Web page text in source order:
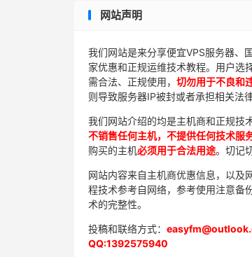
网站声明
我们网站是来分享便宜VPS服务器、
家优惠和正规运维技术教程。用户选
需合法、正规使用， 切勿用于不良和
则导致服务器IP被封或者承担相关法律
我们网站介绍的均是主机商和正规技
不销售任何主机，不提供任何技术服
购买的主机必须用于合法用途。切记
网站内容来自主机商优惠信息，以及
程技术参考自网络，参考使用注意备
术的完整性。
投稿和联络方式：
QQ:1392575940